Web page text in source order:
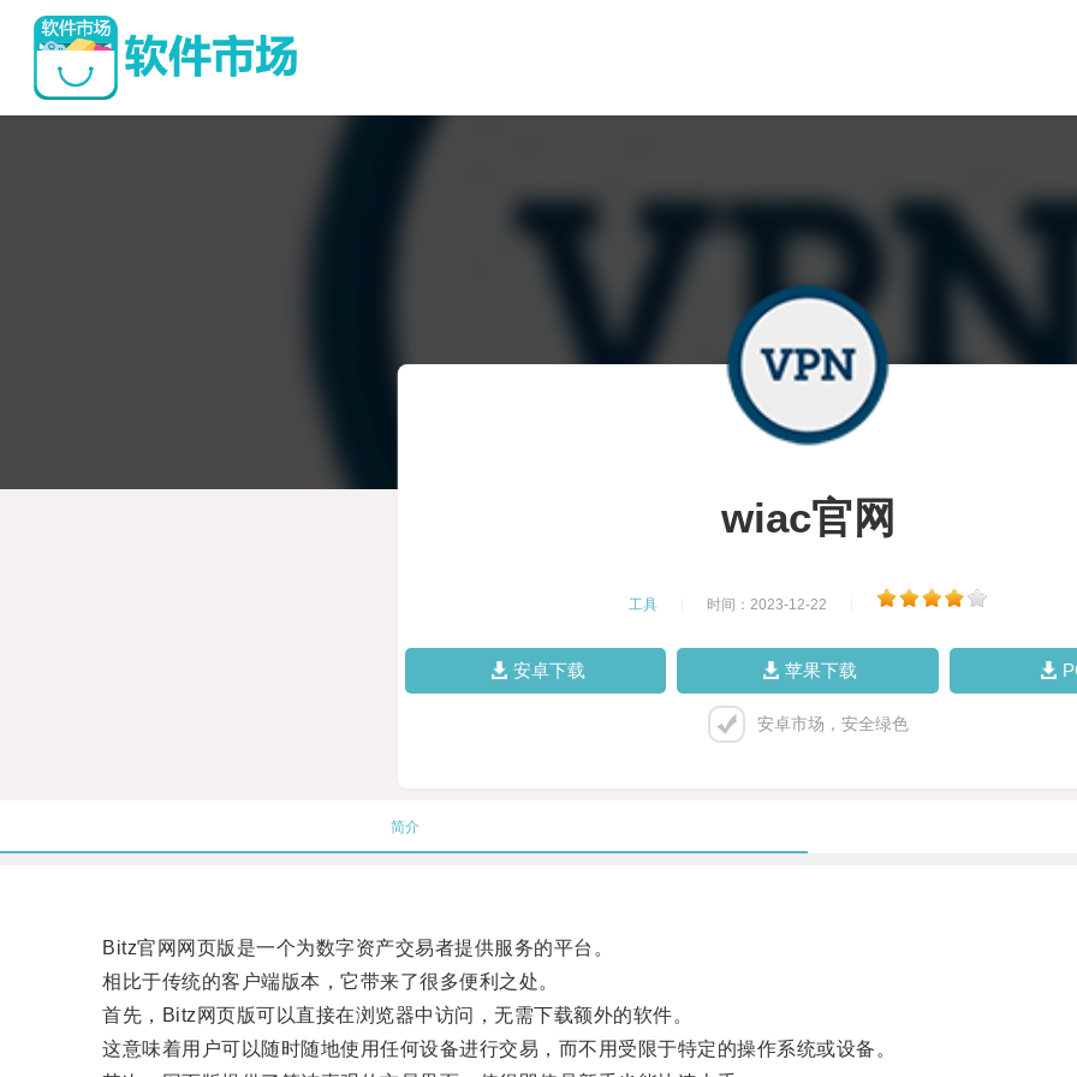
wiac官网
工具 时间：2023-12-22
安卓下载 苹果下载
安卓市场，安全绿色
简介
Bitz官网网页版是一个为数字资产交易者提供服务的平台。
相比于传统的客户端版本，它带来了很多便利之处。
首先，Bitz网页版可以直接在浏览器中访问，无需下载额外的软件。
这意味着用户可以随时随地使用任何设备进行交易，而不用受限于特定的操作系统或设备。